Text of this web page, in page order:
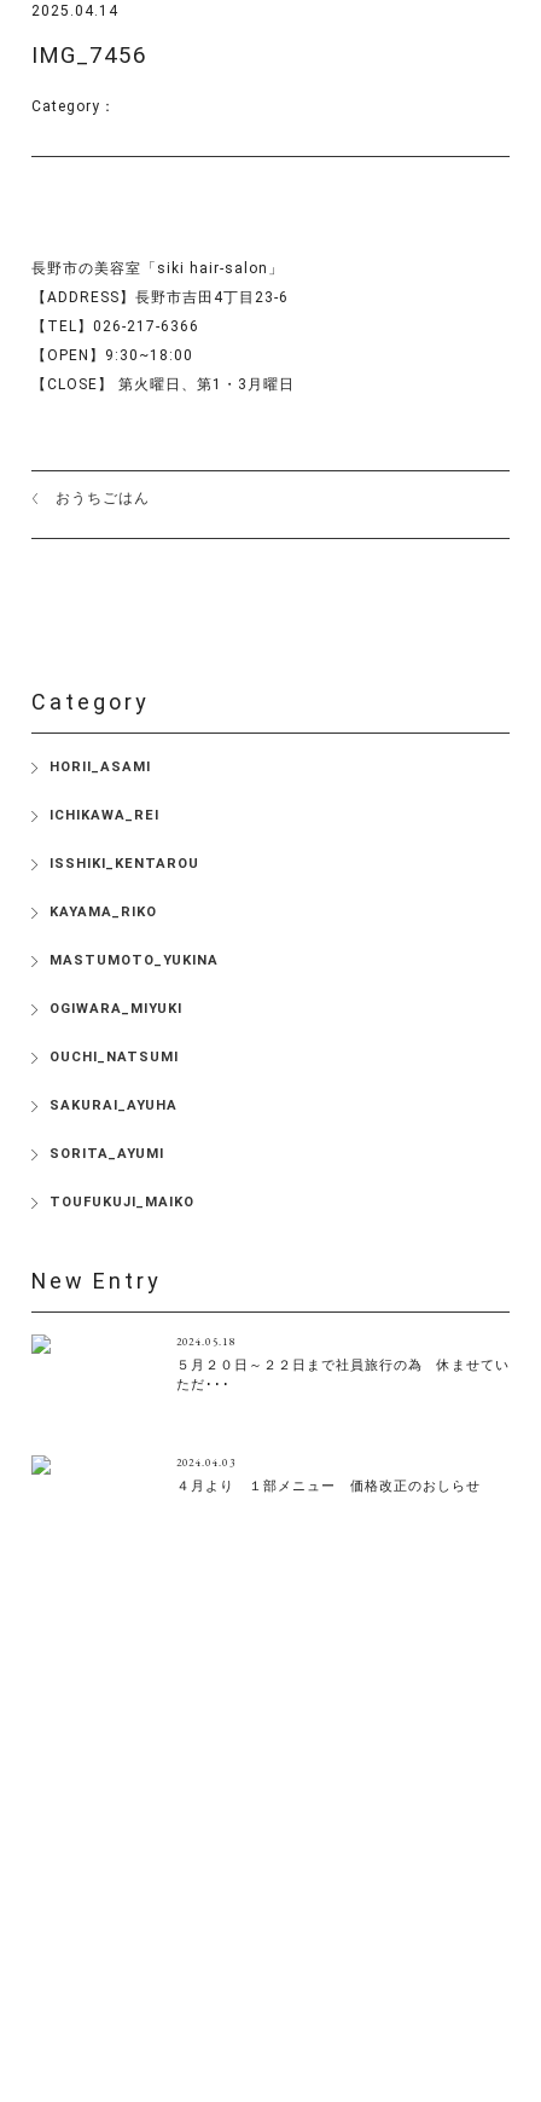
2025.04.14
IMG_7456
Category：
長野市の美容室「siki hair-salon」
【ADDRESS】長野市吉田4丁目23-6
【TEL】026-217-6366
【OPEN】9:30~18:00
【CLOSE】 第火曜日、第1・3月曜日
おうちごはん
Category
HORII_ASAMI
ICHIKAWA_REI
ISSHIKI_KENTAROU
KAYAMA_RIKO
MASTUMOTO_YUKINA
OGIWARA_MIYUKI
OUCHI_NATSUMI
SAKURAI_AYUHA
SORITA_AYUMI
TOUFUKUJI_MAIKO
New Entry
2024.05.18
５月２０日～２２日まで社員旅行の為 休ませてい
ただ･･･
2024.04.03
４月より １部メニュー 価格改正のおしらせ